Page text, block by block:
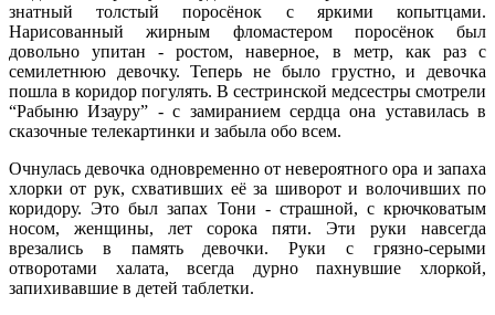
знатный толстый поросёнок с яркими копытцами.
Нарисованный жирным фломастером поросёнок был
довольно упитан - ростом, наверное, в метр, как раз с
семилетнюю девочку. Теперь не было грустно, и девочка
пошла в коридор погулять. В сестринской медсестры смотрели
“Рабыню Изауру” - с замиранием сердца она уставилась в
сказочные телекартинки и забыла обо всем.
Очнулась девочка одновременно от невероятного ора и запаха
хлорки от рук, схвативших её за шиворот и волочивших по
коридору. Это был запах Тони - страшной, с крючковатым
носом, женщины, лет сорока пяти. Эти руки навсегда
врезались в память девочки. Руки с грязно-серыми
отворотами халата, всегда дурно пахнувшие хлоркой,
запихивавшие в детей таблетки.